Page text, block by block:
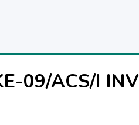
09/ACS/I